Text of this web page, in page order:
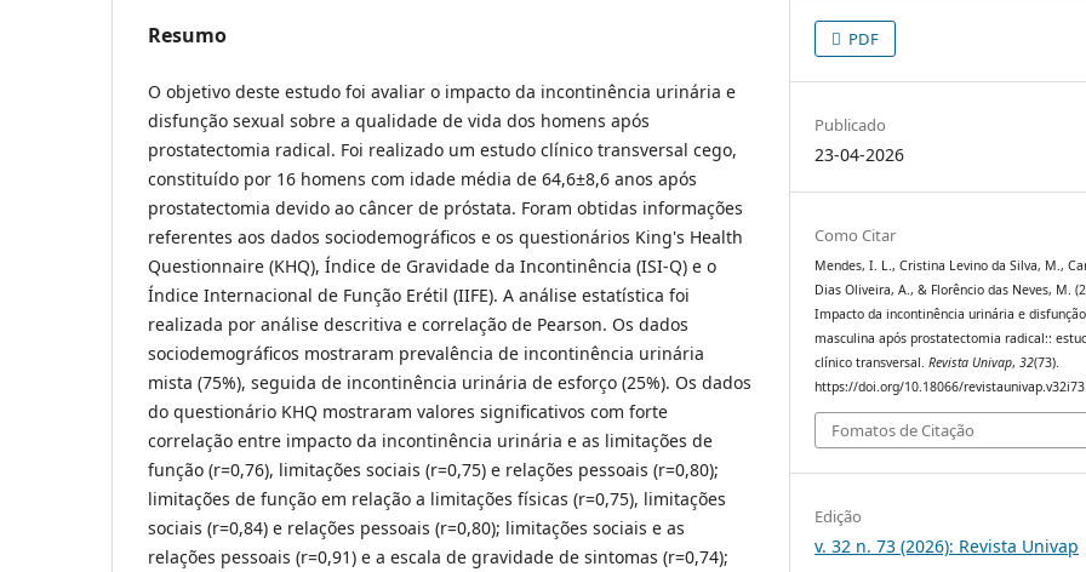
Resumo
O objetivo deste estudo foi avaliar o impacto da incontinência urinária e
disfunção sexual sobre a qualidade de vida dos homens após
prostatectomia radical. Foi realizado um estudo clínico transversal cego,
constituído por 16 homens com idade média de 64,6±8,6 anos após
prostatectomia devido ao câncer de próstata. Foram obtidas informações
referentes aos dados sociodemográficos e os questionários King's Health
Questionnaire (KHQ), Índice de Gravidade da Incontinência (ISI-Q) e o
Índice Internacional de Função Erétil (IIFE). A análise estatística foi
realizada por análise descritiva e correlação de Pearson. Os dados
sociodemográficos mostraram prevalência de incontinência urinária
mista (75%), seguida de incontinência urinária de esforço (25%). Os dados
do questionário KHQ mostraram valores significativos com forte
correlação entre impacto da incontinência urinária e as limitações de
função (r=0,76), limitações sociais (r=0,75) e relações pessoais (r=0,80);
limitações de função em relação a limitações físicas (r=0,75), limitações
sociais (r=0,84) e relações pessoais (r=0,80); limitações sociais e as
relações pessoais (r=0,91) e a escala de gravidade de sintomas (r=0,74);
PDF
Publicado
23-04-2026
Como Citar
Mendes, I. L., Cristina Levino da Silva, M.,
Dias Oliveira, A., & Florêncio das Neves, M.
Impacto da incontinência urinária e
masculina após prostatectomia radical::
clínico transversal.Revista Univap,32(73).
https://doi.org/10.18066/
Fomatos de Citação
Edição
v. 32 n. 73 (2026): Revista Univap